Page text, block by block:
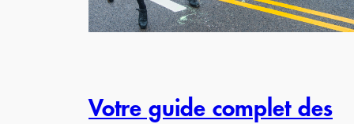
Votre guide complet des